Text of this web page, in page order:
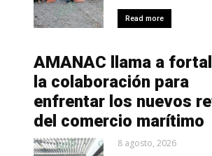
Read more
AMANAC llama a
la colaboración para
enfrentar los nuevos
del comercio marítimo
8 agosto, 2026